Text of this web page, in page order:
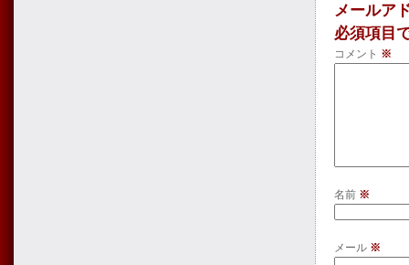
メールア
必須項目
コメント ※
名前 ※
メール ※